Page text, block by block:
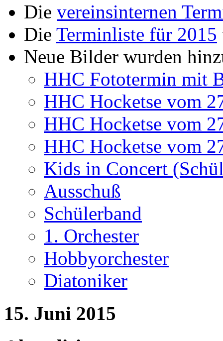
Die vereinsinternen
Die Terminliste für 2015
Neue Bilder wurden
HHC Fototermin mit
HHC Hocketse vom
HHC Hocketse vom
HHC Hocketse vom
Kids in Concert
Ausschuß
Schülerband
1. Orchester
Hobbyorchester
Diatoniker
15. Juni 2015